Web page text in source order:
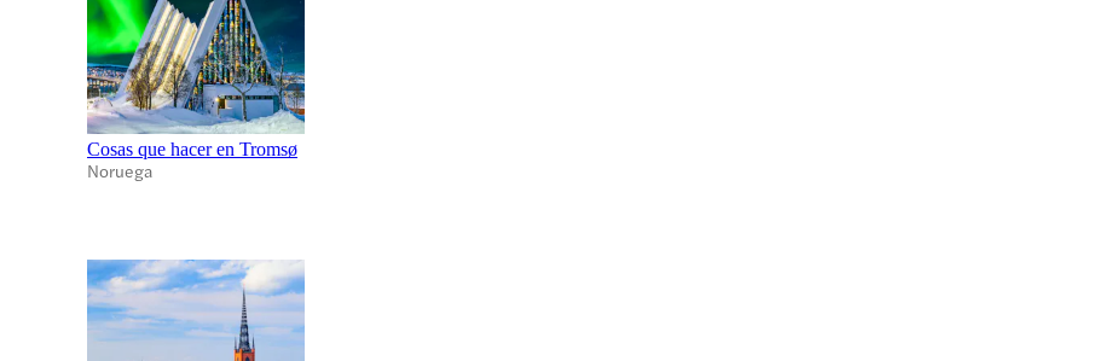
Cosas que hacer en Tromsø
Noruega